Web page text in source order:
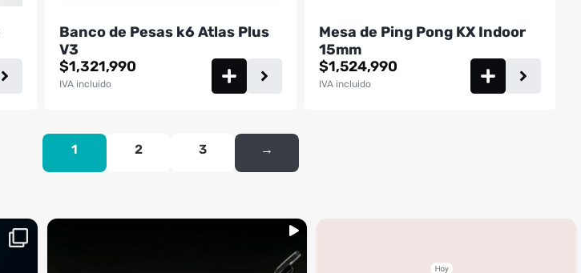
Banco de Pesas k6 Atlas Plus
V3
$1,321,990
IVA incluido
Mesa de Ping Pong KX Indoor
15mm
$1,524,990
IVA incluido
1 2 3 →